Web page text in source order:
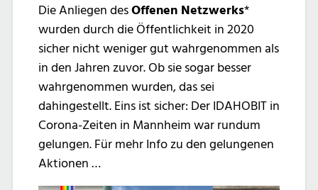
Die Anliegen desOffenen Netzwerks*
wurden durch die Öffentlichkeit in 2020
sicher nicht weniger gut wahrgenommen als
in den Jahren zuvor. Ob sie sogar besser
wahrgenommen wurden, das sei
dahingestellt. Eins ist sicher: Der IDAHOBIT in
Corona-Zeiten in Mannheim war rundum
gelungen. Für mehr Info zu den gelungenen
Aktionen …